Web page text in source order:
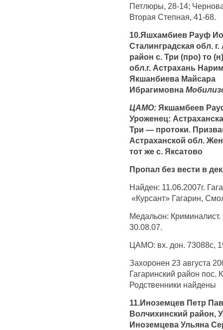
Петлюры, 28-14;
Вторая Степная, 41-68.
10.Яшхамбиев Рауф
Сталинградская обл.
район с. Три (про) то
обл.г. Астрахань
Якшанбиева Майсара
Ибрагимовна
ЦАМО: Якшамбеев
Уроженец:
Три — протоки.
Астраханской обл.
тот же с. Яксатово
Пропал без вести в
Найден: 11.06.2007г.
«Курсант» Гагарин,
Медальон:
30.08.07.
ЦАМО: вх. дон. 73088с,
Захоронен 23 августа
Гагаринский район пос.
Родственники найдены
11.Иноземцев Петр
Волчихинский район,
Иноземцева Ульяна